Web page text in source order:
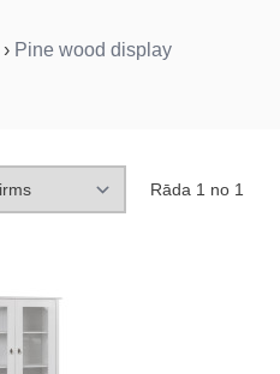
› Pine wood display
Rāda 1 no 1